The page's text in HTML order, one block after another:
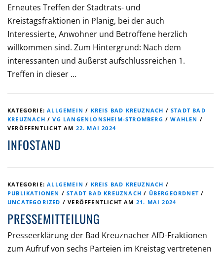
Erneutes Treffen der Stadtrats- und
Kreistagsfraktionen in Planig, bei der auch
Interessierte, Anwohner und Betroffene herzlich
willkommen sind. Zum Hintergrund: Nach dem
interessanten und äußerst aufschlussreichen 1.
Treffen in dieser …
KATEGORIE:ALLGEMEIN / KREIS BAD KREUZNACH /STADT BAD
KREUZNACH /VG LANGENLONSHEIM-STROMBERG /WAHLEN /
VERÖFFENTLICHT AM 22. MAI 2024
INFOSTAND
KATEGORIE:ALLGEMEIN / KREIS BAD KREUZNACH /
PUBLIKATIONEN /STADT BAD KREUZNACH / ÜBERGEORDNET /
UNCATEGORIZED /VERÖFFENTLICHT AM 21. MAI 2024
PRESSEMITTEILUNG
Presseerklärung der Bad Kreuznacher AfD-Fraktionen
zum Aufruf von sechs Parteien im Kreistag vertretenen